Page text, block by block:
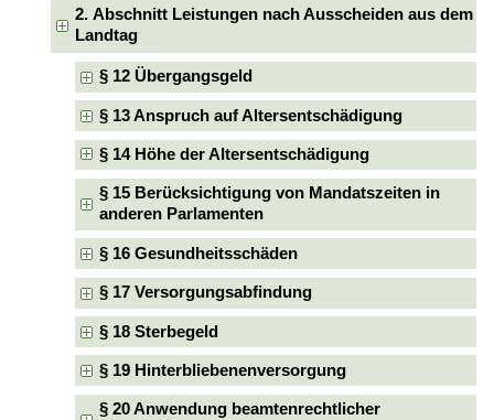
2. Abschnitt Leistungen nach Ausscheiden aus dem
Landtag
§ 12 Übergangsgeld
§ 13 Anspruch auf Altersentschädigung
§ 14 Höhe der Altersentschädigung
§ 15 Berücksichtigung von Mandatszeiten in
anderen Parlamenten
§ 16 Gesundheitsschäden
§ 17 Versorgungsabfindung
§ 18 Sterbegeld
§ 19 Hinterbliebenenversorgung
§ 20 Anwendung beamtenrechtlicher